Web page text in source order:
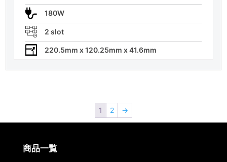
180W
2 slot
220.5mm x 120.25mm x 41.6mm
1 2 →
商品一覧